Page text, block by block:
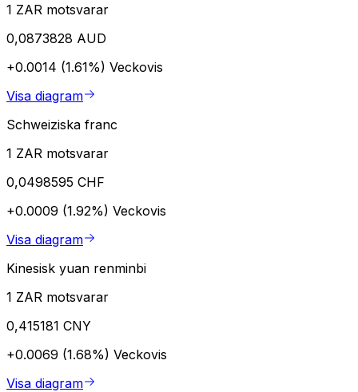
1 ZAR motsvarar
0,0873828 AUD
+0.0014 (1.61%) Veckovis
Visa diagram
Schweiziska franc
1 ZAR motsvarar
0,0498595 CHF
+0.0009 (1.92%) Veckovis
Visa diagram
Kinesisk yuan renminbi
1 ZAR motsvarar
0,415181 CNY
+0.0069 (1.68%) Veckovis
Visa diagram